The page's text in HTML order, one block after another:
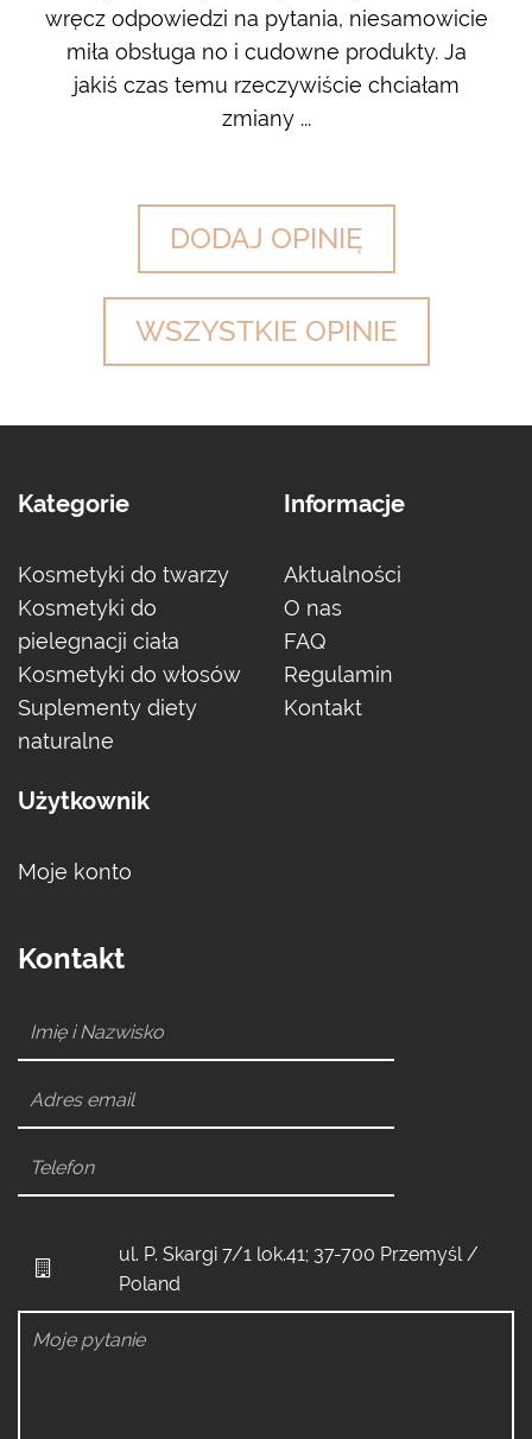
wręcz odpowiedzi na pytania, niesamowicie
miła obsługa no i cudowne produkty. Ja
jakiś czas temu rzeczywiście chciałam
zmiany ...
DODAJ OPINIĘ
WSZYSTKIE OPINIE
Kategorie
Kosmetyki do twarzy
Kosmetyki do
pielegnacji ciała
Kosmetyki do włosów
Suplementy diety
naturalne
Informacje
Aktualności
O nas
FAQ
Regulamin
Kontakt
Użytkownik
Moje konto
Kontakt
ul. P. Skargi 7/1 lok.41; 37-700 Przemyśl /
Poland